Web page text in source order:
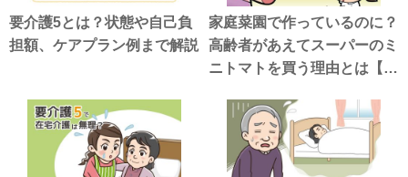
要介護5とは？状態や自己負
担額、ケアプラン例まで解説
家庭菜園で作っているのに？
高齢者があえてスーパーのミ
ニトマトを買う理由とは【介